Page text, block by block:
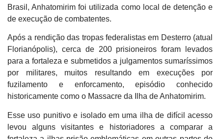
Brasil, Anhatomirim foi utilizada como local de detenção e
de execução de combatentes.
Após a rendição das tropas federalistas em Desterro (atual
Florianópolis), cerca de 200 prisioneiros foram levados
para a fortaleza e submetidos a julgamentos sumaríssimos
por militares, muitos resultando em execuções por
fuzilamento e enforcamento, episódio conhecido
historicamente como o Massacre da Ilha de Anhatomirim.
Esse uso punitivo e isolado em uma ilha de difícil acesso
levou alguns visitantes e historiadores a comparar a